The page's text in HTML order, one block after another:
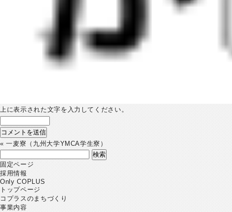
上に表示された文字を入力してください。
«一麦寮（九州大学YMCA学生寮）
索:
固定ページ
採用情報
Only COPLUS
トップページ
コプラスのまちづくり
事業内容